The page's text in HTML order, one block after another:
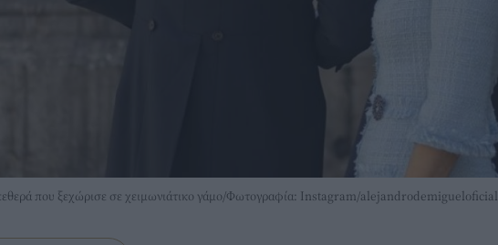
που ξεχώρισε σε χειμωνιάτικο γάμο/Φωτογραφία: Instagram/alejandrodemigueloficial